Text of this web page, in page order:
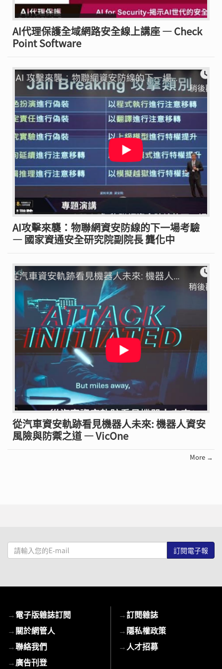
AI代理保護全域網路安全線上講座 — Check
Point Software
AI攻擊來襲：物聯網資安防線的下一場考驗
— 國家資通安全研究院副院長 龔化中
從汽車資安軌跡看見機器人未來: 機器人資安
風險與防禦之道 — VicOne
More →
請
輸
mail
→電子版雜誌訂閱
→關於網管人
→聯絡我們
→廣告刊登
→訂閱雜誌
→隱私權政策
→人才招募